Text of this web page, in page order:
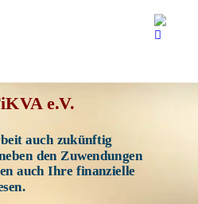
e.V.
auch zukünftig
den Zuwendungen
auch Ihre finanzielle